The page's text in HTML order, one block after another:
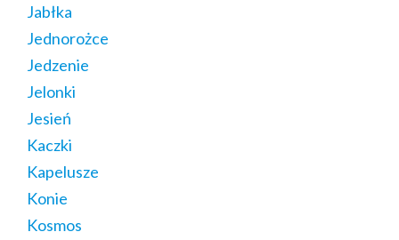
Jabłka
Jednorożce
Jedzenie
Jelonki
Jesień
Kaczki
Kapelusze
Konie
Kosmos